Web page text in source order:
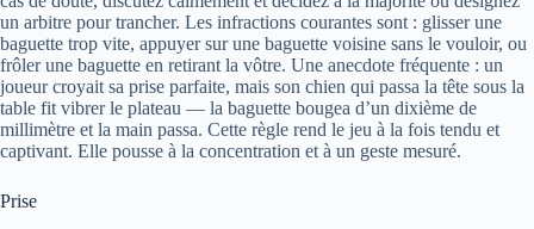
un arbitre pour trancher. Les infractions courantes sont : glisser une
baguette trop vite, appuyer sur une baguette voisine sans le vouloir, ou
frôler une baguette en retirant la vôtre. Une anecdote fréquente : un
joueur croyait sa prise parfaite, mais son chien qui passa la tête sous la
table fit vibrer le plateau — la baguette bougea d’un dixième de
millimètre et la main passa. Cette règle rend le jeu à la fois tendu et
captivant. Elle pousse à la concentration et à un geste mesuré.
Prise